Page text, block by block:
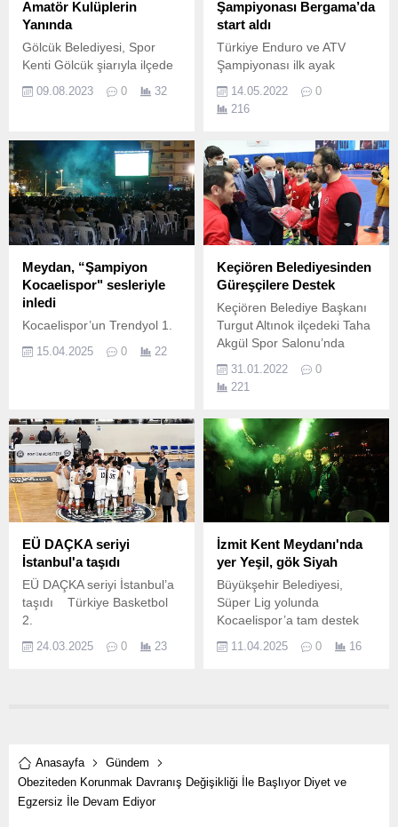
Amatör Kulüplerin
Yanında
Gölcük Belediyesi, Spor
Kenti Gölcük şiarıyla ilçede
kulüplerine destek vermeye
09.08.2023 0 32
Şampiyonası Bergama’da
start aldı
Türkiye Enduro ve ATV
Şampiyonası ilk ayak
Cumhuriyet Meydanı’nda
düzenlenen törenle start
14.05.2022
0
216
Meydan, “Şampiyon
Kocaelispor" sesleriyle
inledi
Kocaelispor’un Trendyol 1.
15.04.2025 0 22
Keçiören Belediyesinden
Güreşçilere Destek
Keçiören Belediye Başkanı
Turgut Altınok ilçedeki Taha
Akgül Spor Salonu’nda
sporcularına temel spor
malzemelerinden oluşan
etti.
31.01.2022
0
221
EÜ DAÇKA seriyi
İstanbul'a taşıdı
EÜ DAÇKA seriyi İstanbul’a
taşıdı Türkiye Basketbol
2.
24.03.2025 0 23
İzmit Kent Meydanı'nda
yer Yeşil, gök Siyah
Büyükşehir Belediyesi,
Süper Lig yolunda
Kocaelispor’a tam destek
11.04.2025 0 16
Anasayfa
Gündem
Obeziteden Korunmak Davranış Değişikliği İle Başlıyor Diyet ve
Egzersiz İle Devam Ediyor